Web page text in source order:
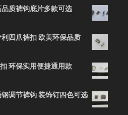
品质裤钩底片多款可选
利四爪裤扣 欧美环保品质
环保实用便捷通用款
钢调节裤钩 装饰钉四色可选